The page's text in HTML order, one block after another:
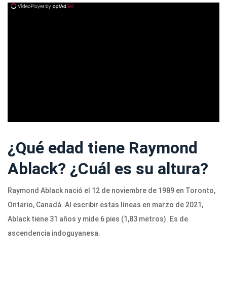
¿Qué edad tiene Raymond
Ablack? ¿Cuál es su altura?
Raymond Ablack nació el 12 de noviembre de 1989 en Toronto,
Ontario, Canadá. Al escribir estas líneas en marzo de 2021,
Ablack tiene 31 años y mide 6 pies (1,83 metros). Es de
ascendencia indoguyanesa.